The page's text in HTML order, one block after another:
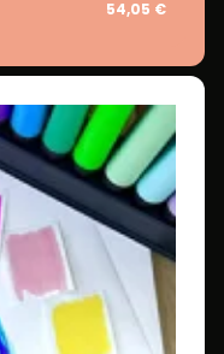
54,05 €